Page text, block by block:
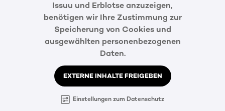
Issuu und Erblotse anzuzeigen,
benötigen wir Ihre Zustimmung zur
Speicherung von Cookies und
ausgewählten personenbezogenen
Daten.
EXTERNE INHALTE FREIGEBEN
Einstellungen zum Datenschutz